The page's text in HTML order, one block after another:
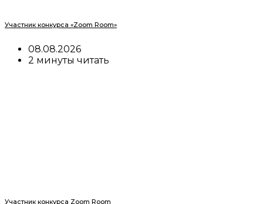
Участник конкурса «Zoom Room»
08.08.2026
2 минуты читать
Участник конкурса Zoom Room